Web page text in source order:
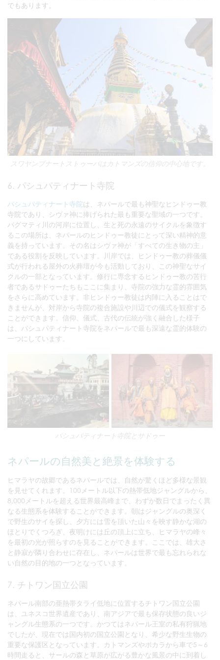
でもあります。
スワヤンブナートストゥーパはカトマンズの信仰の中心地です。
6. パシュパティナート寺院
パシュパティナート寺院は、ネパールで最も神聖なヒンドゥー教
寺院であり、シヴァ神に捧げられた最も重要な聖域の一つです。
バグマティ川の河岸に位置し、生と死の永遠のサイクルを象徴す
るこの場所は、ネパールのヒンドゥー教徒にとって深い精神的意
義を持っています。その名はシヴァ神が「すべての生き物の主」
である役割を反映しています。川岸では、ヒンドゥー教の葬儀儀
式が行われる屋外の火葬壇が今も活動しており、この神聖なサイ
クルの一部となっています。修行に専念するヒンドゥー教の苦行
者であるサドゥーたちもここに集まり、寺院の強力な霊的雰囲気
をさらに高めています。非ヒンドゥー教徒は内陣に入ることはで
きませんが、対岸から寺院の複合施設や川辺での儀式を観察する
ことができます。信仰、儀式、古代の伝統が強く融合した様子
は、パシュパティナート寺院をネパールで最も深遠な霊的体験の
一つにしています。
パシュパティナート寺院とサドゥー
ネパールの自然美と絶景を体験する
ヒマラヤの故郷であるネパールでは、自然が驚くほど多様な景観
を見せてくれます。100メートル以下の熱帯低地ジャングルから、
8,000メートルを超える世界最高峰まで、わずか数日でまったく異
なる生態系を体験することができます。朝はジャングルの奥深く
で野生のサイを探し、夕方には雪を頂いた山々を映す静かな湖の
ほとりでくつろぎ、夜明けには丘の頂上に立ち、ヒマラヤの峰々
を最初の光が照らすのを見ることができます。ここでは、雄大さ
と静寂が隣り合わせに存在し、ネパールは世界で最も忘れられな
い自然の目的地の一つとなっています。
7. チトワン国立公園
ネパール南部の亜熱帯タライ低地に位置するチトワン国立公園
は、ユネスコ世界遺産であり、南アジアで最も保存状態の良いジ
ャングル生態系の一つです。かつてはネパール王室の私有狩猟地
でしたが、現在では国内初の国立公園となり、希少な野生生物の
重要な保護区となっています。カトマンズやポカラから車で5～6
時間走ると、サールの森と草原が広がる豊かな風景の中に到着し